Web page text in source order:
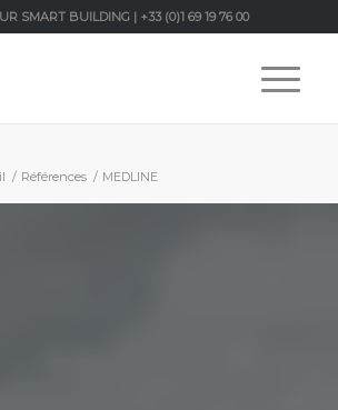
SMART BUILDING | +33 (0)1 69 19 76 00
/ Références / MEDLINE